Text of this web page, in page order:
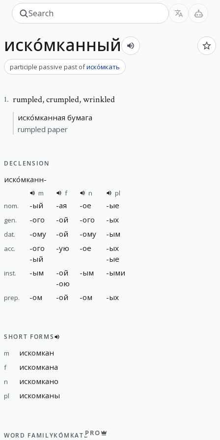
иско́мканный
participle passive past ofиско́мкать
1. rumpled,crumpled, wrinkled
иско́мканная бумага
rumpled paper
DECLENSION
иско́мканн-
m f n
pl
nom.
-ый -ая -ое -ые
gen. -ого -ой -ого -ых
dat. -ому -ой -ому -ым
acc. -ого
-ый
-ую -ое -ых
-ые
inst. -ым -ой
-ою
-ым -ыми
prep. -ом -ой -ом -ых
SHORT FORMS
m искомкан
f искомкана
n искомкано
pl искомканы
WORD FAMILYКО́МКАТЬPRO